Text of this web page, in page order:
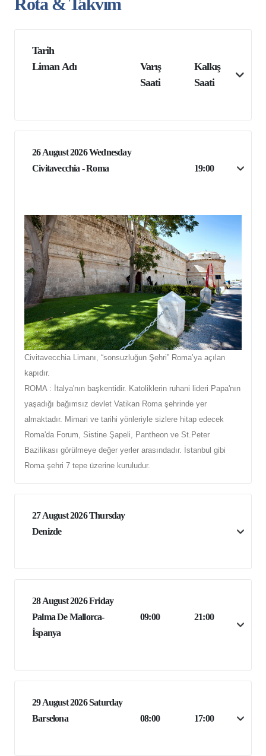
Tarih
Liman Adı
Varış
Saati
Kalkış
Saati
26 August 2026 Wednesday
Civitavecchia - Roma
19:00
Civitavecchia Limanı, “sonsuzluğun Şehri” Roma’ya açılan
kapıdır.
ROMA : İtalya'nın başkentidir. Katoliklerin ruhani lideri Papa'nın
yaşadığı bağımsız devlet Vatikan Roma şehrinde yer
almaktadır. Mimari ve tarihi yönleriyle sizlere hitap edecek
Roma'da Forum, Sistine Şapeli, Pantheon ve St.Peter
Bazilikası görülmeye değer yerler arasındadır. İstanbul gibi
Roma şehri 7 tepe üzerine kuruludur.
27 August 2026 Thursday
Denizde
28 August 2026 Friday
Palma De Mallorca-
İspanya
09:00 21:00
29 August 2026 Saturday
Barselona
08:00 17:00